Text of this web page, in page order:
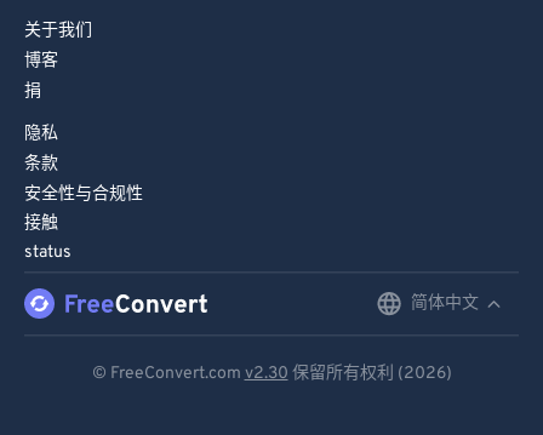
关于我们
博客
捐
隐私
条款
安全性与合规性
接触
status
简体中文
© FreeConvert.com v2.30 保留所有权利 (2026)